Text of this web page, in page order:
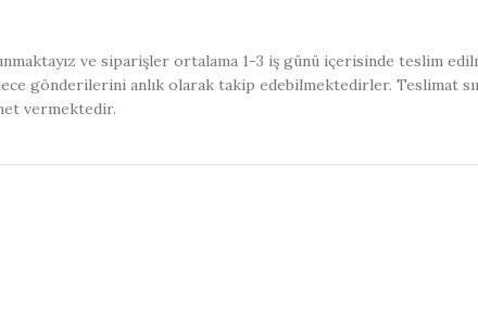
ve siparişler ortalama 1-3 iş günü içerisinde teslim
gönderilerini anlık olarak takip edebilmektedirler. Teslimat
vermektedir.